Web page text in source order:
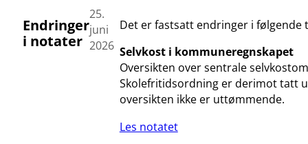
Endringer
i notater
25.
juni
2026
Det er fastsatt endringer i følgende
Selvkost i kommuneregnskapet
Oversikten over sentrale
Skolefritidsordning er derimot tatt
oversikten ikke er uttømmende.
Les notatet